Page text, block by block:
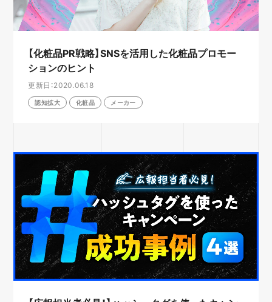
【化粧品PR戦略】SNSを活用した化粧品プロモー
ションのヒント
更新日：2020.06.18
認知拡大 化粧品 メーカー